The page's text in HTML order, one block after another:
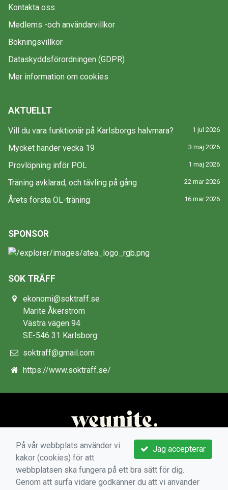
Kontakta oss
Medlems -och användarvillkor
Bokningsvillkor
Dataskyddsförordningen (GDPR)
Mer information om cookies
AKTUELLT
Vill du vara funktionär på Karlsborgs halvmara? 1 jul 2026
Mycket händer vecka 19 3 maj 2026
Provlöpning inför POL 1 maj 2026
Träning avklarad, och tävling på gång 22 mar 2026
Årets första OL-träning 16 mar 2026
SPONSOR
SOK TRÄFF
ekonomi@soktraff.se
Marite Åkerström
Västra vägen 94
SE-546 31 Karlsborg
soktraff@gmail.com
https://www.soktraff.se/
Jag accepterar
På vår webbplats använder vi
kakor (cookies) för att
webbplatsen ska fungera på ett bra sätt för dig.
Genom att surfa vidare godkänner du att vi använder